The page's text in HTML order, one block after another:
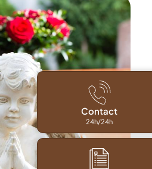
Contact
24h/24h